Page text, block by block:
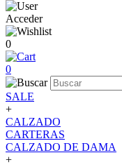
Acceder
0
0
SALE
+
CALZADO
CARTERAS
CALZADO DE DAMA
+